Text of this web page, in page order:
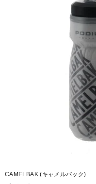
CAMELBAK (キャメルバック)